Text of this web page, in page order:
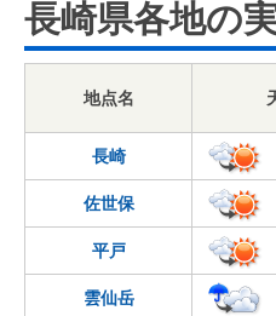
長崎県各地の
地点名
長崎
佐世保
平戸
雲仙岳